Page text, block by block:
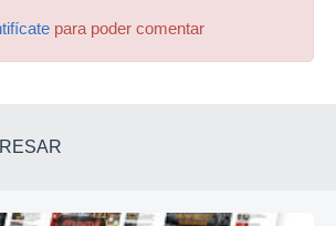
para poder comentar